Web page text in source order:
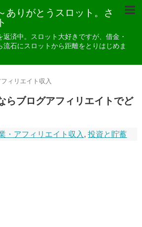
ありがとうスロット。さ
返済中。スロット大好きですが、借金・
石にスロットから距離をとりはじめま
ィリエイト収入
らブログアフィリエイトでど
・アフィリエイト収入 ,投資と貯蓄